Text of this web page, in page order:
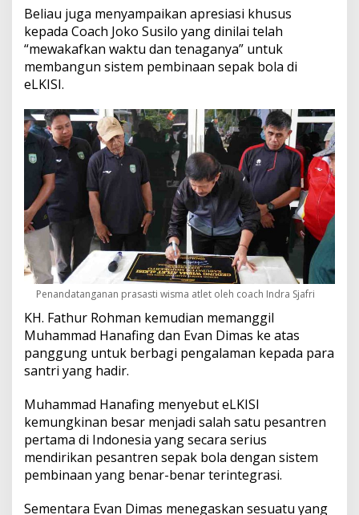
Beliau juga menyampaikan apresiasi khusus
kepada Coach Joko Susilo yang dinilai telah
“mewakafkan waktu dan tenaganya” untuk
membangun sistem pembinaan sepak bola di
eLKISI.
Penandatanganan prasasti wisma atlet oleh coach Indra Sjafri
KH. Fathur Rohman kemudian memanggil
Muhammad Hanafing dan Evan Dimas ke atas
panggung untuk berbagi pengalaman kepada para
santri yang hadir.
Muhammad Hanafing menyebut eLKISI
kemungkinan besar menjadi salah satu pesantren
pertama di Indonesia yang secara serius
mendirikan pesantren sepak bola dengan sistem
pembinaan yang benar-benar terintegrasi.
Sementara Evan Dimas menegaskan sesuatu yang